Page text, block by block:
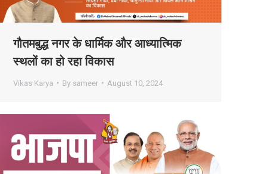
गौतमबुद्ध नगर के धार्मिक और आध्यात्मिक
स्थलों का हो रहा विकास
Vikas Karya By sameer August 10, 2024